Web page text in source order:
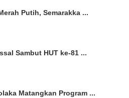
Putih, Semarakka ...
Sambut HUT ke-81 ...
Matangkan Program ...